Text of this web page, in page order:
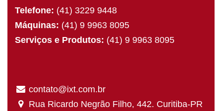
Telefone: (41) 3229 9448
Máquinas: (41) 9 9963 8095
Serviços e Produtos: (41) 9 9963 8095
contato@ixt.com.br
Rua Ricardo Negrão Filho, 442. Curitiba-PR